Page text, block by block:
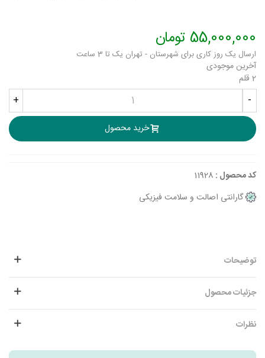
55,000,000 تومان
ارسال یک روز کاری برای شهرستان - تهران یک تا 3 ساعت
آخرین موجودی
2 قلم
-
+
خرید محصول
کد محصول : 11928
گارانتی اصالت و سلامت فیزیکی
توضیحات
جزئیات محصول
نظرات